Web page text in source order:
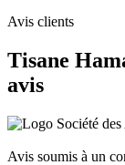
Avis clients
Tisane
avis
Avis soumis à un